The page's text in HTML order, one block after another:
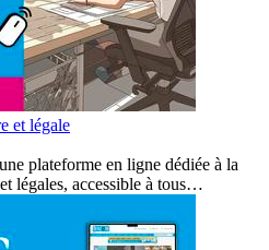
et légale
plateforme en ligne dédiée à la
légales, accessible à tous…